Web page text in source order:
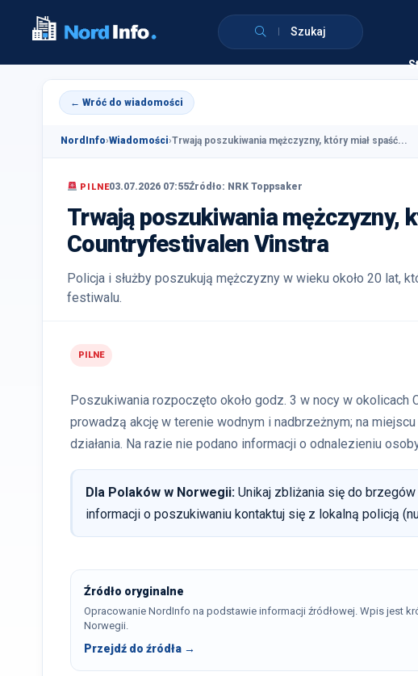
Szukaj
← Wróć do wiadomości
NordInfo›Wiadomości›Trwają poszukiwania mężczyzny, który miał spaść...
PILNE03.07.2026 07:55Źródło: NRK Toppsaker
Trwają poszukiwania mężczyzny,
Countryfestivalen Vinstra
Policja i służby poszukują mężczyzny w wieku około 20 lat,
festiwalu.
PILNE
Poszukiwania rozpoczęto około godz. 3 w nocy w okolicach
prowadzą akcję w terenie wodnym i nadbrzeżnym; na
działania. Na razie nie podano informacji o odnalezieniu
Dla Polaków w Norwegii: Unikaj zbliżania się do
informacji o poszukiwaniu kontaktuj się z lokalną policją
Źródło oryginalne
Opracowanie NordInfo na podstawie informacji źródłowej. Wpis jest
Norwegii.
Przejdź do źródła →